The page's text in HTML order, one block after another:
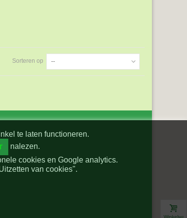
Sorteren op --
te laten functioneren.
nalezen.
cookies en Google analytics.
van cookies".